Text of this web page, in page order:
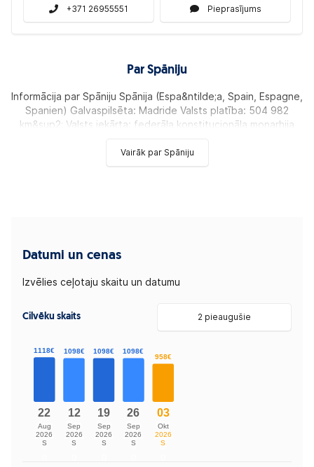
+371 26955551 Pieprasījums
Par Spāniju
Informācija par Spāniju Spānija (Espa&ntilde;a, Spain, Espagne,
Spanien) Galvaspilsēta: Madride Valsts platība: 504 982
km&sup2; Valsts iekārta: federāla konstitucionāla monarhija
Vairāk par Spāniju
Datumi un cenas
Izvēlies ceļotaju skaitu un datumu
Cilvēku skaits 2 pieaugušie